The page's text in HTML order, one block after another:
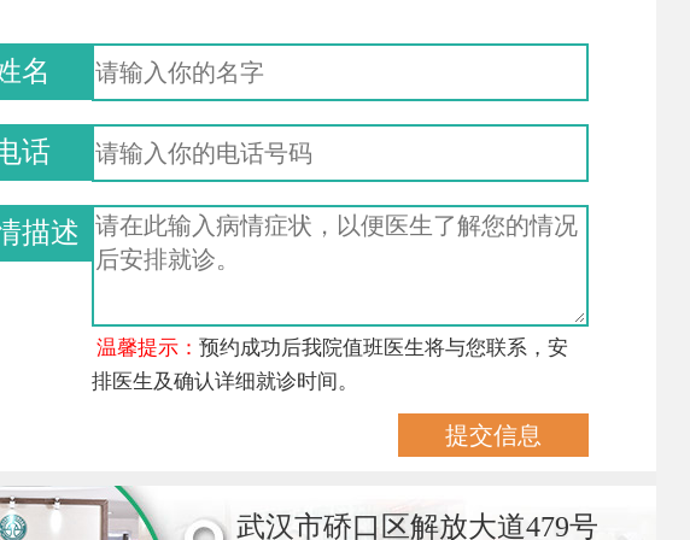
名
话
描述
温馨提示：预约成功后我院值班医生将与您联系，安
排医生及确认详细就诊时间。
武汉市硚口区解放大道479号